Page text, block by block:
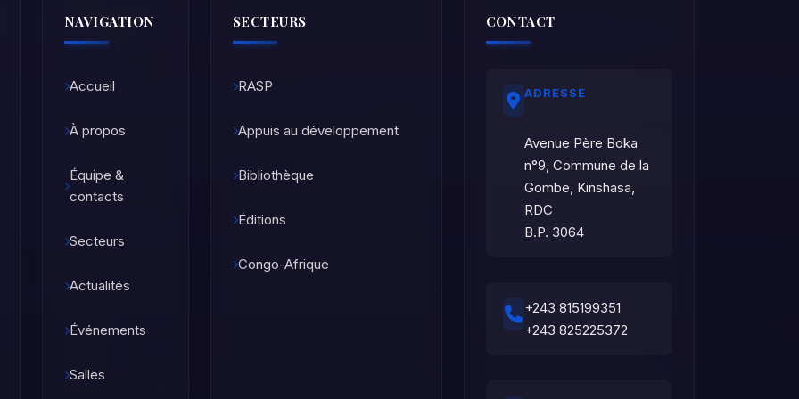
NAVIGATION
Accueil
À propos
Équipe &
contacts
Secteurs
Actualités
Événements
Salles
SECTEURS
RASP
Appuis au développement
Bibliothèque
Éditions
Congo-Afrique
CONTACT
ADRESSE
Avenue Père Boka
n°9, Commune de la
Gombe, Kinshasa,
RDC
B.P. 3064
+243 815199351
+243 825225372